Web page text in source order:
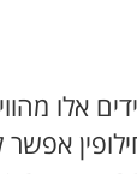
אלו